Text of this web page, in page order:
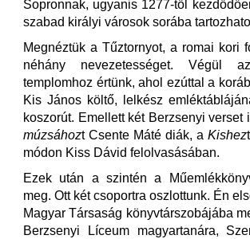
Sopronnak, ugyanis 1277-től
szabad királyi városok sorába
Megnéztük a Tűztornyot, a romai kori
néhány nevezetességet. Végül
templomhoz értünk, ahol ezúttal a
Kis János költő, lelkész
koszorút. Emellett két Berzsenyi verset
múzsáhozt Csente Máté diák, a Kishez
módon Kiss Dávid felolvasásában.
Ezek után a szintén a
meg. Ott két csoportra oszlottunk. Én
Magyar Társaság könyvtárszobájába
Berzsenyi Líceum magyartanára,